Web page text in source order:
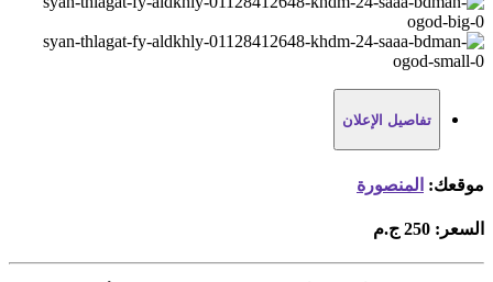
تفاصيل الإعلان
موقعك: المنصورة
السعر: 250 ج.م